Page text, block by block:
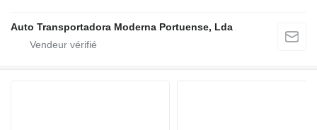
Auto Transportadora Moderna Portuense, Lda